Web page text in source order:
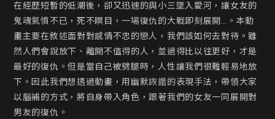
在經歷短暫的低潮後，卻又迅速的與小三墜入愛河，讓女友的
鬼魂氣憤不已，死不瞑目，一場復仇的大戰即刻展開…。本動
畫主要在敘述面對對感情不忠的戀人，我們該如何去對待。雖
然人們會說放下、離開不值得的人，並過得比以往更好，才是
最好的復仇。但是當自己被劈腿時，人性讓我們很難輕易地放
下。因此我們想透過動畫，用幽默詼諧的表現手法，帶領大家
以腦補的方式，將自身帶入角色，跟著我們的女友一同展開對
男友的復仇。